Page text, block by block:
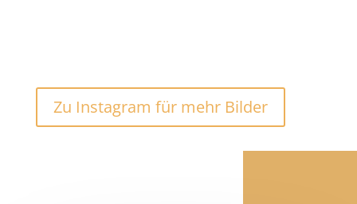
Zu Instagram für mehr Bilder